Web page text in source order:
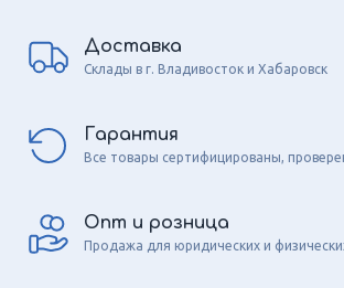
Доставка
Склады в г. Владивосток и Хабаровск
Гарантия
Все товары сертифицированы,
Опт и розница
Продажа для юридических и